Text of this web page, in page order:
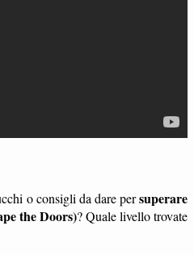
o consigli da dare persuperare
the Doors)? Quale livello trovate